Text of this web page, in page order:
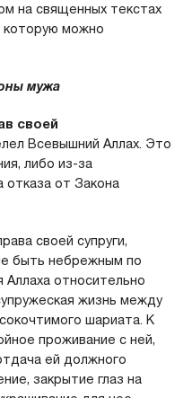
на священных текстах
которую можно
мужа
своей
Всевышний Аллах. Это
либо из-за
отказа от Закона
своей супруги,
быть небрежным по
относительно
жизнь между
шариата. К
проживание с ней,
ей должного
закрытие глаз на